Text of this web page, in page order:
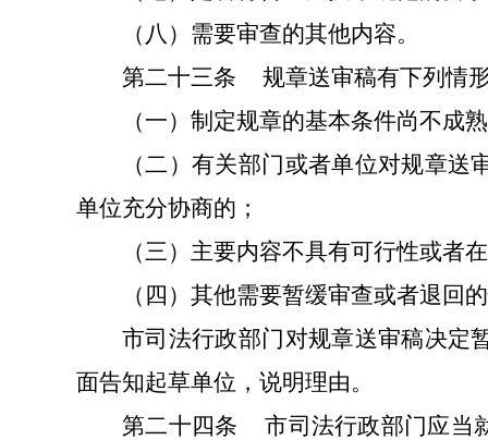
（八）需要审查的其他内容。
第二十三条
规章送审稿有下列情
（一）制定规章的基本条件尚不成
（二）有关部门或者单位对规章
单位充分协商的；
（三）主要内容不具有可行性或者
（四）其他需要暂缓审查或者退回
市司法行政部门对规章送审稿决定
面告知起草单位，说明理由。
第二十四条
市司法行政部门应当